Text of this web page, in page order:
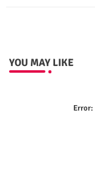
YOU MAY LIKE
Error: